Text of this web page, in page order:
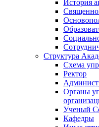
История
Структура
Схема
Ректор
Органы
Ученый
Кафедры